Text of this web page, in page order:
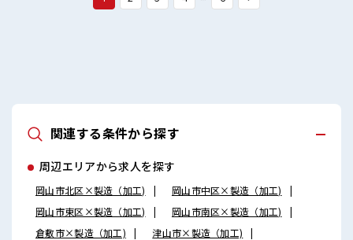
関連する条件から探す
周辺エリアから求人を探す
岡山市北区×製造（加工)
岡山市中区×製造（加工)
岡山市東区×製造（加工)
岡山市南区×製造（加工)
倉敷市×製造（加工)
津山市×製造（加工)